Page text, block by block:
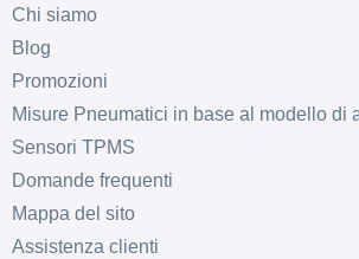
Chi siamo
Blog
Promozioni
Misure Pneumatici in base al modello di
Sensori TPMS
Domande frequenti
Mappa del sito
Assistenza clienti